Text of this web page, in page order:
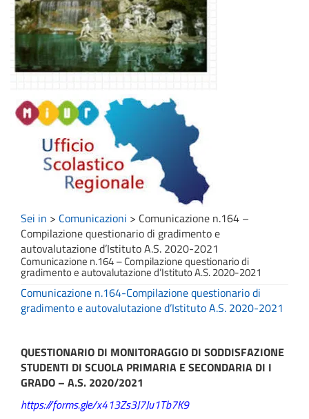
Sei in > Comunicazioni > Comunicazione n.164 –
Compilazione questionario di gradimento e
autovalutazione d’Istituto A.S. 2020-2021
Comunicazione n.164 – Compilazione questionario di
gradimento e autovalutazione d’Istituto A.S. 2020-2021
Comunicazione n.164-Compilazione questionario di
gradimento e autovalutazione d’Istituto A.S. 2020-2021
QUESTIONARIO DI MONITORAGGIO DI SODDISFAZIONE
STUDENTI DI SCUOLA PRIMARIA E SECONDARIA DI I
GRADO – A.S. 2020/2021
https://forms.gle/x413Zs3J7Ju1Tb7K9